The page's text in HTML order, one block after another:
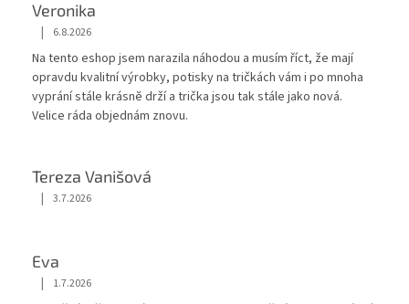
Veronika
Hodnocení obchodu je 5 z 5 hvězdiček.
| 6.8.2026
Na tento eshop jsem narazila náhodou a musím říct, že mají
opravdu kvalitní výrobky, potisky na tričkách vám i po mnoha
vyprání stále krásnĕ drží a trička jsou tak stále jako nová.
Velice ráda objednám znovu.
Tereza Vanišová
Hodnocení obchodu je 5 z 5 hvězdiček.
| 3.7.2026
Eva
Hodnocení obchodu je 5 z 5 hvězdiček.
| 1.7.2026